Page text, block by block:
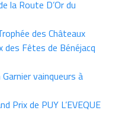
la Route D’Or du
des Châteaux
des Fêtes de Bénéjacq
vainqueurs à
Prix de PUY L’EVEQUE